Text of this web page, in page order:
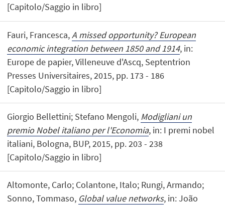
[Capitolo/Saggio in libro]
Fauri, Francesca,A missed opportunity? European
economic integration between 1850 and 1914, in:
Europe de papier, Villeneuve d'Ascq, Septentrion
Presses Universitaires, 2015, pp. 173 - 186
[Capitolo/Saggio in libro]
Giorgio Bellettini; Stefano Mengoli, Modigliani un
premio Nobel italiano per l'Economia, in: I premi nobel
italiani, Bologna, BUP, 2015, pp. 203 - 238
[Capitolo/Saggio in libro]
Altomonte, Carlo; Colantone, Italo; Rungi, Armando;
Sonno, Tommaso, Global value networks, in: João